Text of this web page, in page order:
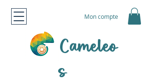
Cameleo
s
Mon compte